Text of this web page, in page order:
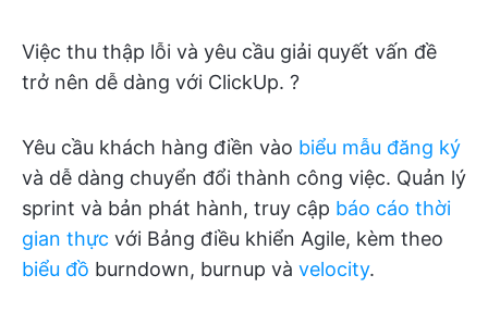
Việc thu thập lỗi và yêu cầu giải quyết vấn đề
trở nên dễ dàng với ClickUp. ?
Yêu cầu khách hàng điền vào biểu mẫu đăng ký
và dễ dàng chuyển đổi thành công việc. Quản lý
sprint và bản phát hành, truy cập báo cáo thời
gian thực với Bảng điều khiển Agile, kèm theo
biểu đồ burndown, burnup và velocity.